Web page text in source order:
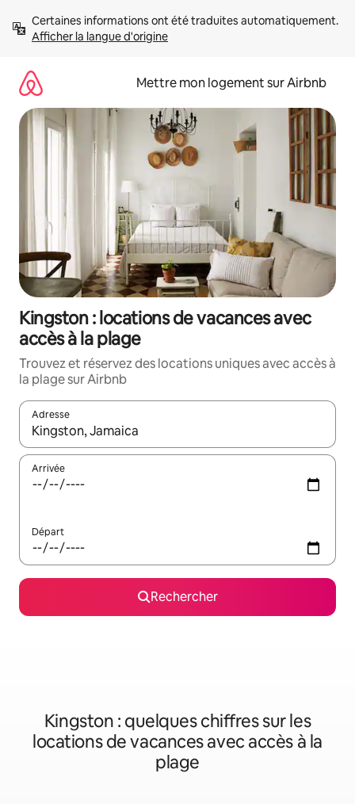
directement
Afficher la langue d'origine
Mettre mon logement sur Airbnb
Kingston : locations de vacances avec
accès à la plage
Trouvez et réservez des locations uniques avec accès à
la plage sur Airbnb
Adresse
Lorsque les résultats s'affichent, utilisez les flèches vers le
Arrivée
Départ
Rechercher
Kingston : quelques chiffres sur les
locations de vacances avec accès à la
plage